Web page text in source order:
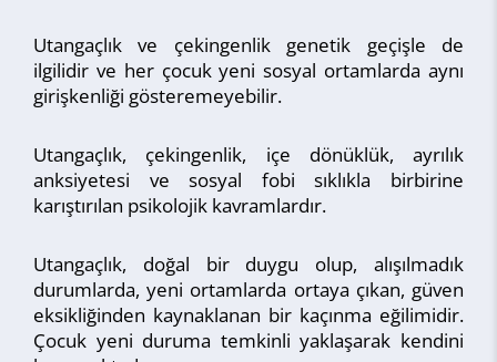
Utangaçlık ve çekingenlik genetik geçişle de
ilgilidir ve her çocuk yeni sosyal ortamlarda aynı
girişkenliği gösteremeyebilir.
Utangaçlık, çekingenlik, içe dönüklük, ayrılık
anksiyetesi ve sosyal fobi sıklıkla birbirine
karıştırılan psikolojik kavramlardır.
Utangaçlık, doğal bir duygu olup, alışılmadık
durumlarda, yeni ortamlarda ortaya çıkan, güven
eksikliğinden kaynaklanan bir kaçınma eğilimidir.
Çocuk yeni duruma temkinli yaklaşarak kendini